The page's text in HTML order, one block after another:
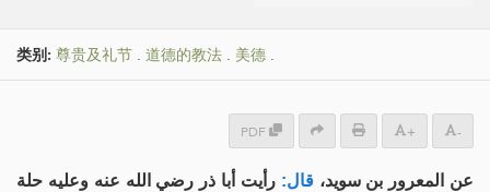
类别: 尊贵及礼节 . 道德的教法 . 美德 .
PDF + -
عن المعرور بن سويد، قال: رأيت أبا ذر رضي الله عنه وعليه حلة